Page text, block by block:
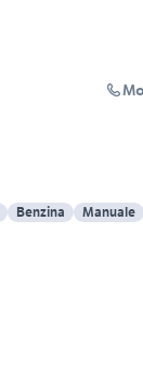
Benzina
Manuale